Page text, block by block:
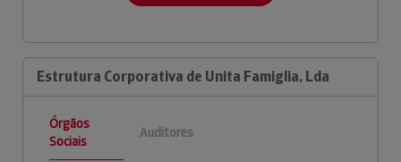
Estrutura Corporativa de Unita Famiglia, Lda
Órgãos
Sociais
Auditores